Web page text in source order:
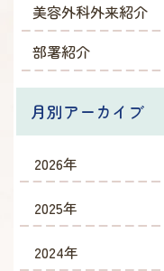
美容外科外来紹介
部署紹介
月別アーカイブ
2026年
2026年 7月
2026年 6月
2025年
2025年 12月
2024年